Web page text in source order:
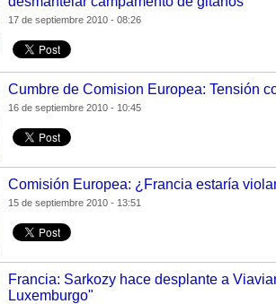
17 de septiembre 2010 - 08:26
Cumbre de Comision Europea: Tensión
16 de septiembre 2010 - 10:45
Comisión Europea: ¿Francia estaría
15 de septiembre 2010 - 13:51
Francia: Sarkozy hace desplante a
Luxemburgo"